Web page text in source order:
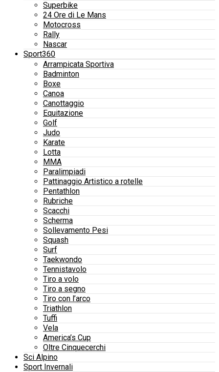
Superbike
24 Ore di Le Mans
Motocross
Rally
Nascar
Sport360
Arrampicata Sportiva
Badminton
Boxe
Canoa
Canottaggio
Equitazione
Golf
Judo
Karate
Lotta
MMA
Paralimpiadi
Pattinaggio Artistico a rotelle
Pentathlon
Rubriche
Scacchi
Scherma
Sollevamento Pesi
Squash
Surf
Taekwondo
Tennistavolo
Tiro a volo
Tiro a segno
Tiro con l’arco
Triathlon
Tuffi
Vela
America’s Cup
Oltre Cinquecerchi
Sci Alpino
Sport Invernali